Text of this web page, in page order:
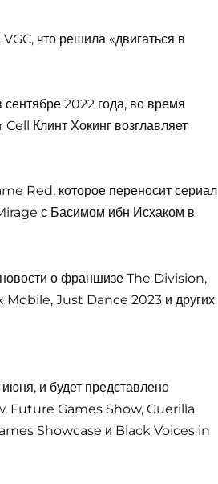
что решила «двигаться в
2022 года, во время
Клинт Хокинг возглавляет
Red, которое переносит сериал
с Басимом ибн Исхаком в
о франшизе The Division,
Just Dance 2023 и других
и будет представлено
Future Games Show, Guerilla
Showcase и Black Voices in